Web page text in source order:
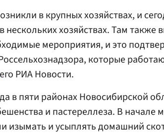
в крупных хозяйствах, и
нескольких хозяйствах. Там также
мероприятия, и это
которые
его РИА Новости.
в пяти районах Новосибирской
и пастереллеза. В начале
изымать и усыплять домашний